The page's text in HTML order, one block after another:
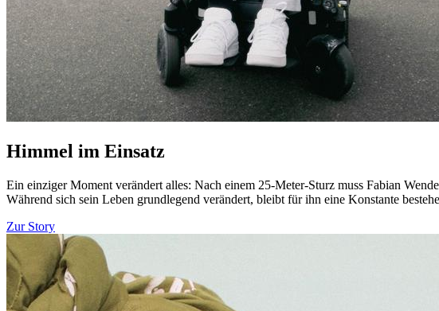
Himmel im Einsatz
Ein einziger Moment verändert alles: Nach einem 25-Meter-Sturz muss Fabian
Während sich sein Leben grundlegend verändert, bleibt für ihn eine Konstante
Zur Story